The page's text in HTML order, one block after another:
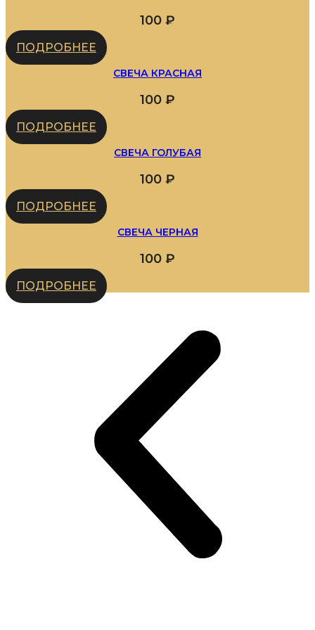
100 ₽
ПОДРОБНЕЕ
СВЕЧА КРАСНАЯ
100 ₽
ПОДРОБНЕЕ
СВЕЧА ГОЛУБАЯ
100 ₽
ПОДРОБНЕЕ
СВЕЧА ЧЕРНАЯ
100 ₽
ПОДРОБНЕЕ